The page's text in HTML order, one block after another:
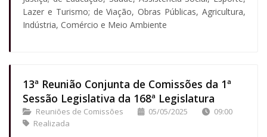
Lazer e Turismo; de Viação, Obras Públicas, Agricultura,
Indústria, Comércio e Meio Ambiente
13ª Reunião Conjunta de Comissões da 1ª
Sessão Legislativa da 168ª Legislatura
Reuniões de Comissões 05/05/2025
09:00
Realizada